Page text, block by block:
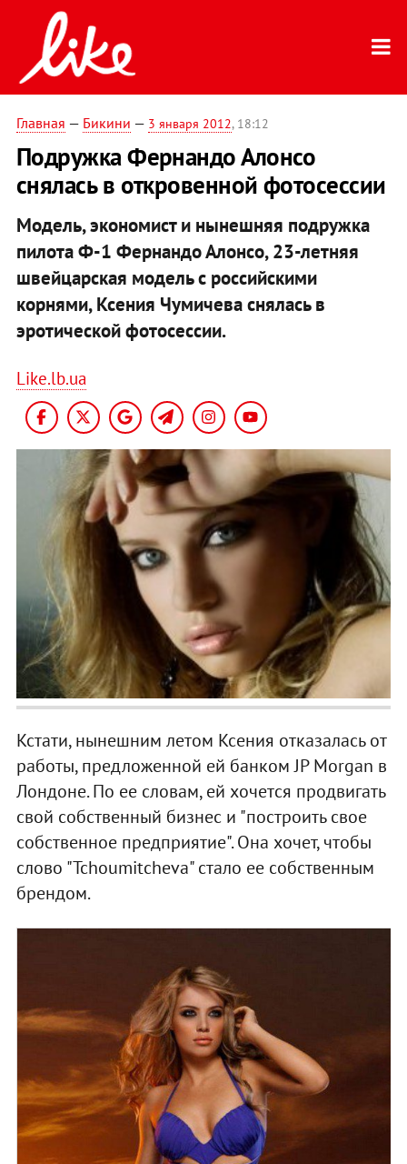
Главная — Бикини — 3 января 2012, 18:12
Подружка Фернандо Алонсо
снялась в откровенной фотосессии
Модель, экономист и нынешняя подружка
пилота Ф-1 Фернандо Алонсо, 23-летняя
швейцарская модель с российскими
корнями, Ксения Чумичева снялась в
эротической фотосессии.
Like.lb.ua
Кстати, нынешним летом Ксения отказалась от
работы, предложенной ей банком JP Morgan в
Лондоне. По ее словам, ей хочется продвигать
свой собственный бизнес и "построить свое
собственное предприятие". Она хочет, чтобы
слово "Tchoumitcheva" стало ее собственным
брендом.